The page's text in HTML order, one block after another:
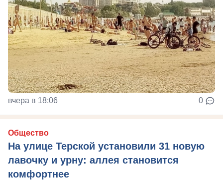
вчера в 18:06 0
Общество
На улице Терской установили 31 новую
лавочку и урну: аллея становится
комфортнее